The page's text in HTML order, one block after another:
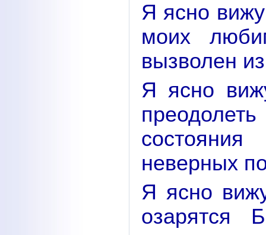
Я ясно
моих
вызволен
Я ясно
неверных
Я ясно
озарятся